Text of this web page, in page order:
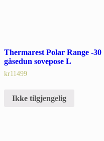
Thermarest Polar Range -30
gåsedun sovepose L
kr11499
Ikke tilgjengelig